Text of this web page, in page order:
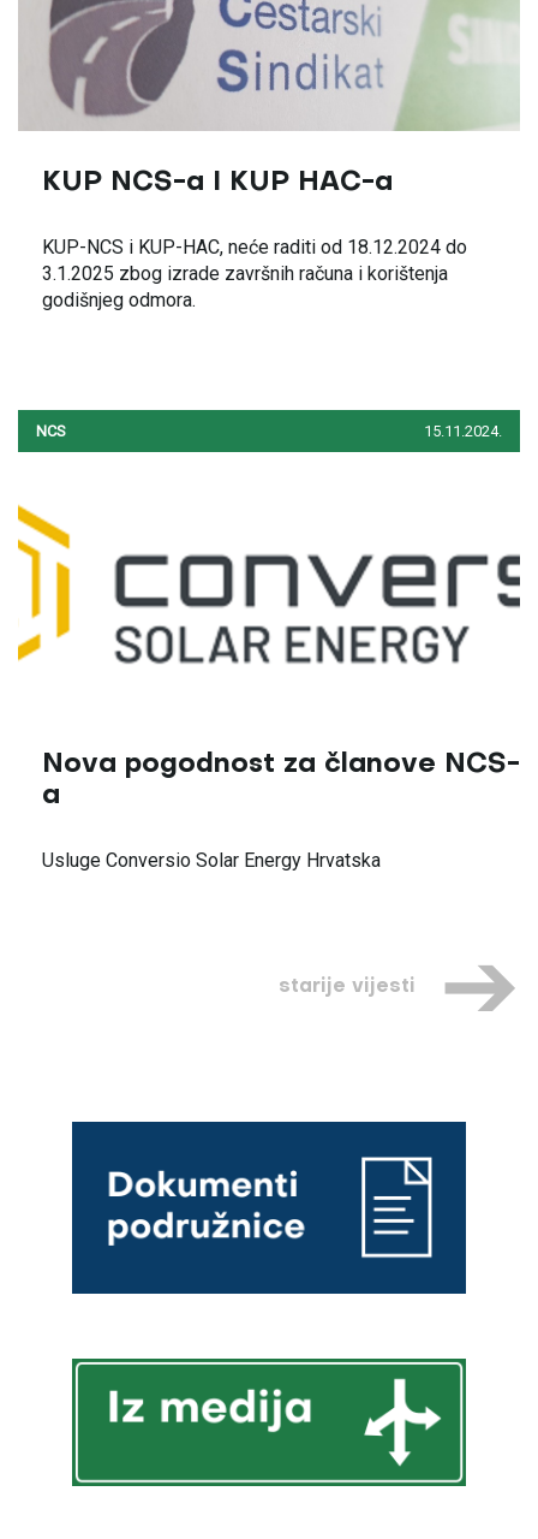
KUP NCS-a I KUP HAC-a
KUP-NCS i KUP-HAC, neće raditi od 18.12.2024 do
3.1.2025 zbog izrade završnih računa i korištenja
godišnjeg odmora.
NCS 15.11.2024.
Nova pogodnost za članove NCS-
a
Usluge Conversio Solar Energy Hrvatska
starije vijesti